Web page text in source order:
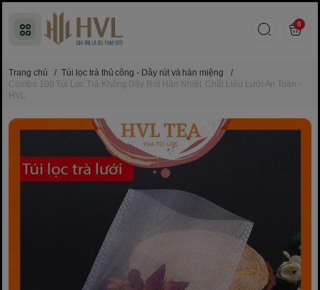
0
Trang chủ / Túi lọc trà thủ công - Dây rút và hàn miệng
/
Combo 100 Túi Lọc Trà Không Dây Rút Hàn Nhiệt, Chất Liệu Lưới An Toàn -
HVL